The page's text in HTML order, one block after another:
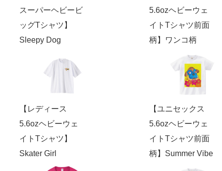
スーパーヘビービ
ッグTシャツ】
Sleepy Dog
5.6ozヘビーウェ
イトTシャツ前面
柄】ワンコ柄
【レディース
5.6ozヘビーウェ
イトTシャツ】
Skater Girl
【ユニセックス
5.6ozヘビーウェ
イトTシャツ前面
柄】Summer Vibe